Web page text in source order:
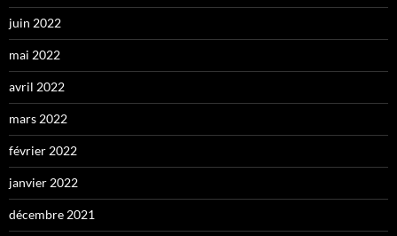
juin 2022
mai 2022
avril 2022
mars 2022
février 2022
janvier 2022
décembre 2021